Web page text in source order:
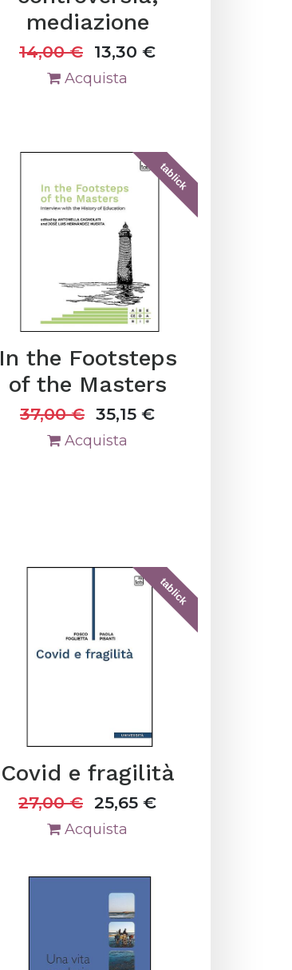
mediazione
14,00€ 13,30 €
Acquista
tablick
In the Footsteps
of the Masters
37,00€ 35,15 €
Acquista
tablick
Covid e fragilità
27,00€ 25,65 €
Acquista